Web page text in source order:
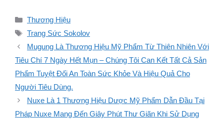
Danh
mục
Thương Hiệu
Thẻ
Trang Sức Sokolov
Mugung Là Thương Hiệu Mỹ Phẩm Từ Thiên Nhiên Với
Tiêu Chí 7 Ngày Hết Mụn – Chúng Tôi Can Kết Tất Cả Sản
Phẩm Tuyệt Đối An Toàn Sức Khỏe Và Hiệu Quả Cho
Người Tiêu Dùng.
Nuxe Là 1 Thương Hiệu Dược Mỹ Phẩm Dẫn Đầu Tại
Pháp Nuxe Mang Đến Giây Phút Thư Giãn Khi Sử Dụng